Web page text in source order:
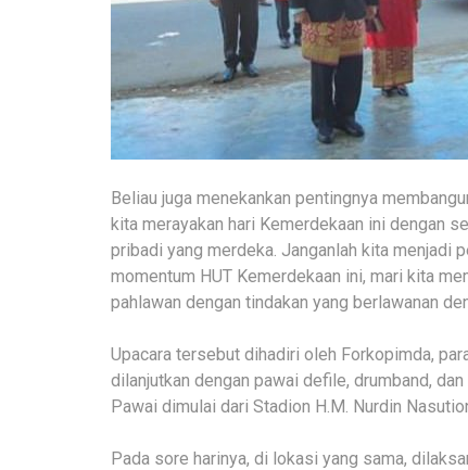
Beliau juga menekankan pentingnya
kita merayakan hari Kemerdekaan ini dengan
pribadi yang merdeka. Janganlah kita menjadi
momentum HUT Kemerdekaan ini, mari kita
pahlawan dengan tindakan yang berlawanan
Upacara tersebut dihadiri oleh Forkopimda,
dilanjutkan dengan pawai defile, drumband,
Pawai dimulai dari Stadion H.M. Nurdin
Pada sore harinya, di lokasi yang sama,